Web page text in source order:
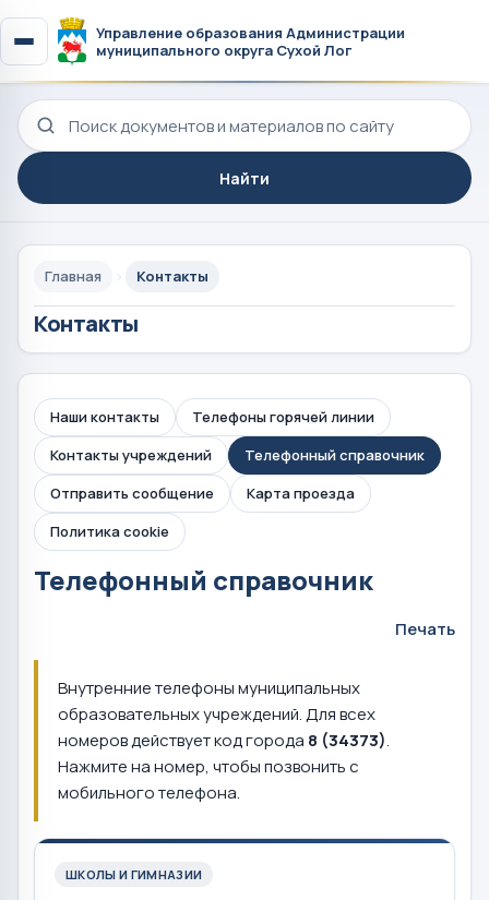
Управление образования Администрации
муниципального округа Сухой Лог
Поиск по сайту
Найти
Главная Контакты
Контакты
Наши контакты
Телефоны горячей линии
Контакты учреждений
Телефонный справочник
Отправить сообщение
Карта проезда
Политика cookie
Телефонный справочник
Печать
Внутренние телефоны муниципальных
образовательных учреждений. Для всех
номеров действует код города 8 (34373).
Нажмите на номер, чтобы позвонить с
мобильного телефона.
ШКОЛЫ И ГИМНАЗИИ